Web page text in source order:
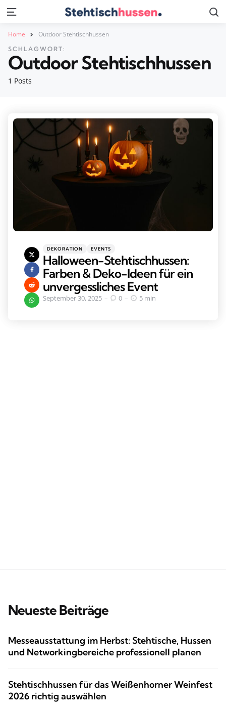
Menu
Home Outdoor Stehtischhussen
1 Posts
SCHLAGWORT:
Outdoor Stehtischhussen
Categories
Posted
in
DEKORATION EVENTS
Halloween-Stehtischhussen:
Farben & Deko-Ideen für ein
unvergessliches Event
September 30, 2025 0 5 min
Neueste Beiträge
Messeausstattung im Herbst: Stehtische, Hussen
und Networkingbereiche professionell planen
Stehtischhussen für das Weißenhorner Weinfest
2026 richtig auswählen